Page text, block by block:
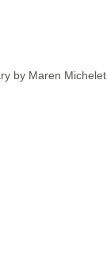
by Maren Michelet